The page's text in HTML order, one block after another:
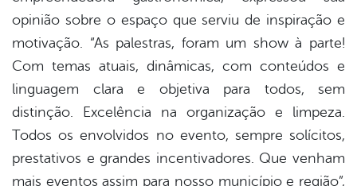
opinião sobre o espaço que serviu de inspiração e
motivação. “As palestras, foram um show à parte!
Com temas atuais, dinâmicas, com conteúdos e
linguagem clara e objetiva para todos, sem
distinção. Excelência na organização e limpeza.
Todos os envolvidos no evento, sempre solícitos,
prestativos e grandes incentivadores. Que venham
mais eventos assim para nosso município e região”,